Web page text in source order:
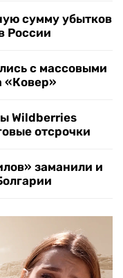
сумму убытков
России
с массовыми
«Ковер»
Wildberries
отсрочки
заманили и